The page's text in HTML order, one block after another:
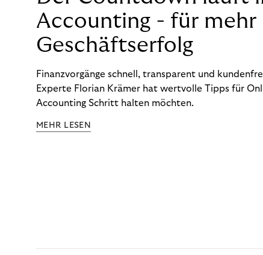
Accounting - für mehr
Geschäftserfolg
Finanzvorgänge schnell, transparent und
Experte Florian Krämer hat wertvolle Tipps für
Accounting Schritt halten möchten.
MEHR LESEN